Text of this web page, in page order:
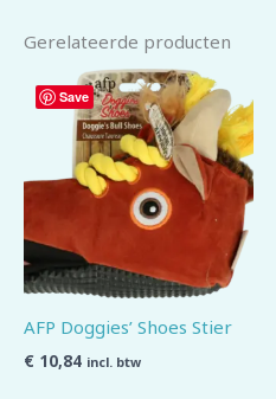
Gerelateerde producten
Save
AFP Doggies’ Shoes Stier
€ 10,84 incl. btw